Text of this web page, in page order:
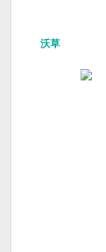
沃草